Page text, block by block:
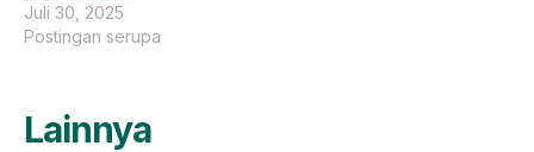
Juli 30, 2025
Postingan serupa
Lainnya